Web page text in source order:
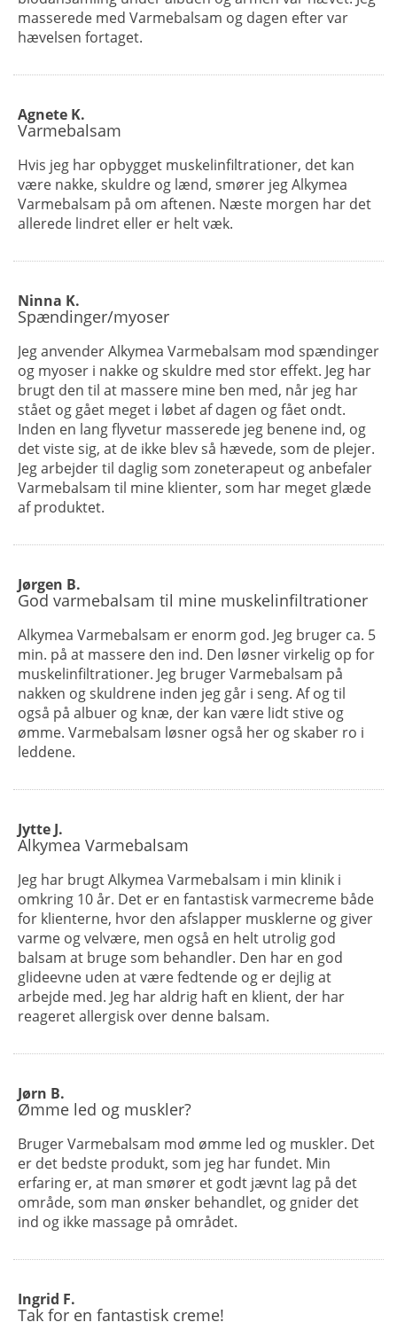
masserede med Varmebalsam og dagen efter var
hævelsen fortaget.
Agnete K.
Varmebalsam
Hvis jeg har opbygget muskelinfiltrationer, det kan
være nakke, skuldre og lænd, smører jeg Alkymea
Varmebalsam på om aftenen. Næste morgen har det
allerede lindret eller er helt væk.
Ninna K.
Spændinger/myoser
Jeg anvender Alkymea Varmebalsam mod spændinger
og myoser i nakke og skuldre med stor effekt. Jeg har
brugt den til at massere mine ben med, når jeg har
stået og gået meget i løbet af dagen og fået ondt.
Inden en lang flyvetur masserede jeg benene ind, og
det viste sig, at de ikke blev så hævede, som de plejer.
Jeg arbejder til daglig som zoneterapeut og anbefaler
Varmebalsam til mine klienter, som har meget glæde
af produktet.
Jørgen B.
God varmebalsam til mine muskelinfiltrationer
Alkymea Varmebalsam er enorm god. Jeg bruger ca. 5
min. på at massere den ind. Den løsner virkelig op for
muskelinfiltrationer. Jeg bruger Varmebalsam på
nakken og skuldrene inden jeg går i seng. Af og til
også på albuer og knæ, der kan være lidt stive og
ømme. Varmebalsam løsner også her og skaber ro i
leddene.
Jytte J.
Alkymea Varmebalsam
Jeg har brugt Alkymea Varmebalsam i min klinik i
omkring 10 år. Det er en fantastisk varmecreme både
for klienterne, hvor den afslapper musklerne og giver
varme og velvære, men også en helt utrolig god
balsam at bruge som behandler. Den har en god
glideevne uden at være fedtende og er dejlig at
arbejde med. Jeg har aldrig haft en klient, der har
reageret allergisk over denne balsam.
Jørn B.
Ømme led og muskler?
Bruger Varmebalsam mod ømme led og muskler. Det
er det bedste produkt, som jeg har fundet. Min
erfaring er, at man smører et godt jævnt lag på det
område, som man ønsker behandlet, og gnider det
ind og ikke massage på området.
Ingrid F.
Tak for en fantastisk creme!